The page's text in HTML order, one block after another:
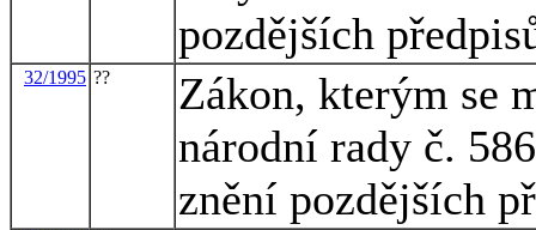
pozdějších
32/1995 ??
Zákon, kterým se
národní rady č.
znění pozdějších